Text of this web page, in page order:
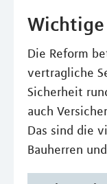
Die Reform
vertragliche
Sicherheit
auch
Das sind die
Bauherren